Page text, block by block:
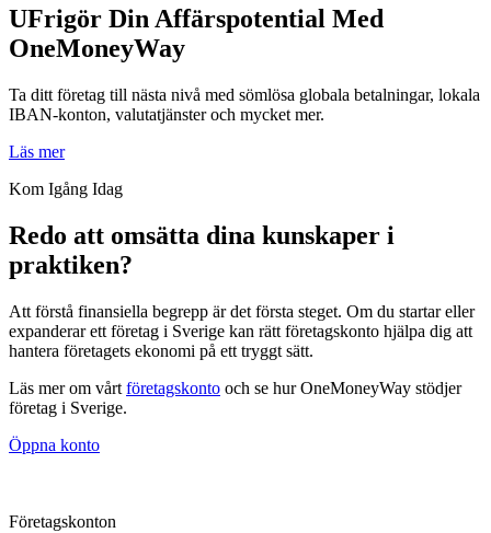
UFrigör Din Affärspotential Med
OneMoneyWay
Ta ditt företag till nästa nivå med sömlösa globala betalningar, lokala
IBAN-konton, valutatjänster och mycket mer.
Läs mer
Kom Igång Idag
Redo att omsätta dina kunskaper i
praktiken?
Att förstå finansiella begrepp är det första steget. Om du startar eller
expanderar ett företag i Sverige kan rätt företagskonto hjälpa dig att
hantera företagets ekonomi på ett tryggt sätt.
Läs mer om vårt företagskonto och se hur OneMoneyWay stödjer
företag i Sverige.
Öppna konto
Företagskonton